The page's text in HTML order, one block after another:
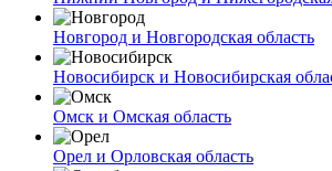
Новгород и Новгородская область
Новосибирск и Новосибирская
Омск и Омская область
Орел и Орловская область